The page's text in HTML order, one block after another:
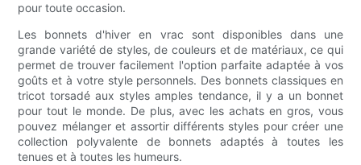
pour toute occasion.
Les bonnets d'hiver en vrac sont disponibles dans une
grande variété de styles, de couleurs et de matériaux, ce qui
permet de trouver facilement l'option parfaite adaptée à vos
goûts et à votre style personnels. Des bonnets classiques en
tricot torsadé aux styles amples tendance, il y a un bonnet
pour tout le monde. De plus, avec les achats en gros, vous
pouvez mélanger et assortir différents styles pour créer une
collection polyvalente de bonnets adaptés à toutes les
tenues et à toutes les humeurs.